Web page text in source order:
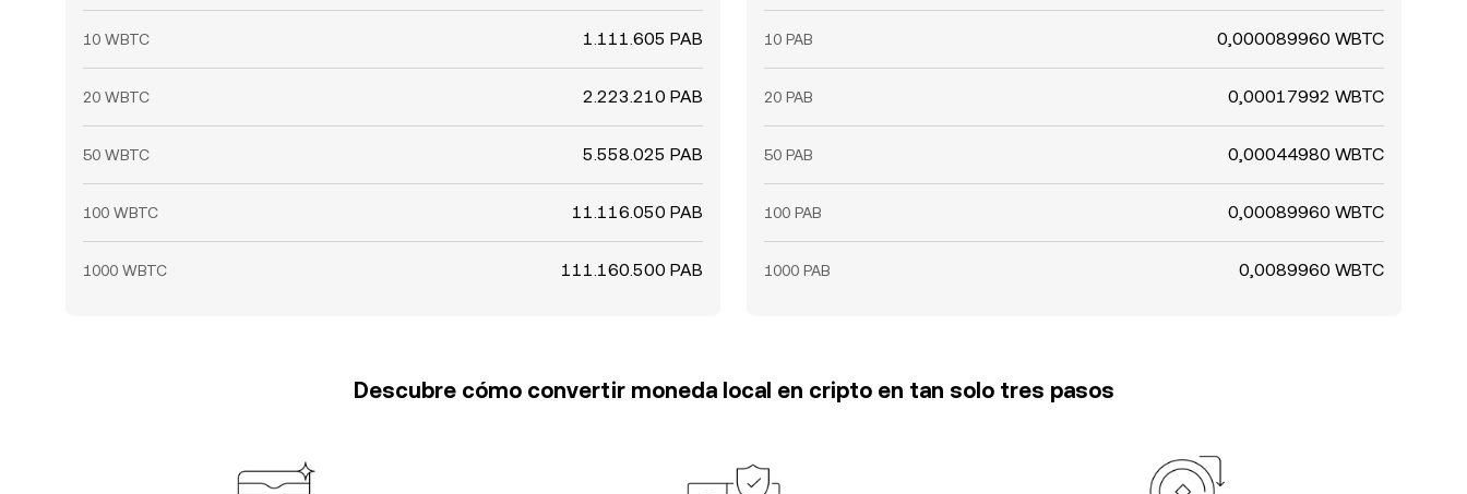
10 WBTC 1.111.605 PAB
20 WBTC 2.223.210 PAB
50 WBTC 5.558.025 PAB
100 WBTC 11.116.050 PAB
1000 WBTC 111.160.500 PAB
10 PAB 0,000089960 WBTC
20 PAB 0,00017992 WBTC
50 PAB 0,00044980 WBTC
100 PAB 0,00089960 WBTC
1000 PAB 0,0089960 WBTC
Descubre cómo convertir moneda local en cripto en tan solo tres pasos